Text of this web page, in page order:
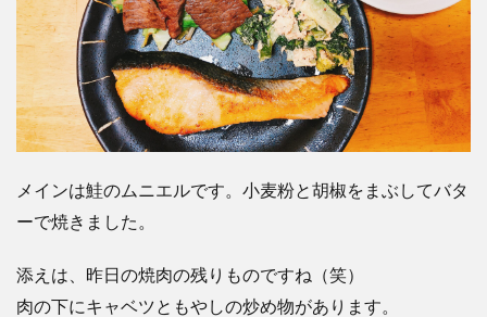
メインは鮭のムニエルです。小麦粉と胡椒をまぶしてバタ
ーで焼きました。
添えは、昨日の焼肉の残りものですね（笑）
肉の下にキャベツともやしの炒め物があります。